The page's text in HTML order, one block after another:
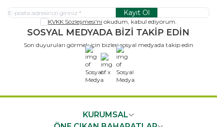
Kayıt Ol
KVKK Sözleşmesi'ni okudum, kabul ediyorum.
SOSYAL MEDYADA BİZİ TAKİP EDİN
Son duyuruları görmek için bizleri sosyal medyada takip edin
x
KURUMSAL